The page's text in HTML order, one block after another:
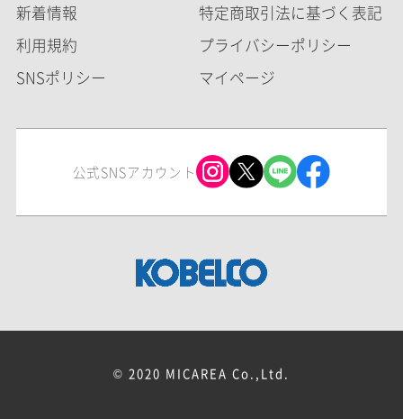
新着情報
特定商取引法に基づく表記
利用規約
プライバシーポリシー
SNSポリシー
マイページ
公式SNSアカウント
© 2020 MICAREA Co.,Ltd.